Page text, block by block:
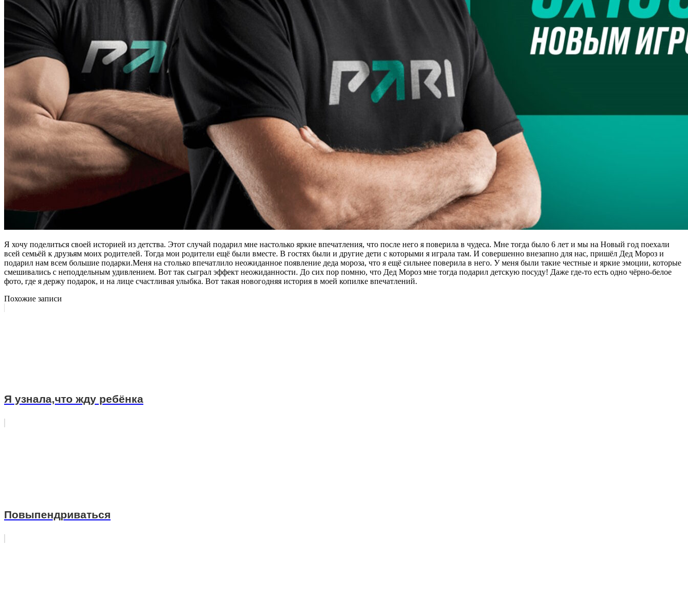
Я хочу поделиться своей историей из детства. Этот случай подарил мне настолько яркие впечатления, что после него я поверила в чудеса. Мне тогда было 6 лет и мы на Новый год поехали
всей семьёй к друзьям моих родителей. Тогда мои родители ещё были вместе. В гостях были и другие дети с которыми я играла там. И совершенно внезапно для нас, пришёл Дед Мороз и
подарил нам всем большие подарки.Меня на столько впечатлило неожиданное появление деда мороза, что я ещё сильнее поверила в него. У меня были такие честные и яркие эмоции, которые
смешивались с неподдельным удивлением. Вот так сыграл эффект неожиданности. До сих пор помню, что Дед Мороз мне тогда подарил детскую посуду! Даже где-то есть одно чёрно-белое
фото, где я держу подарок, и на лице счастливая улыбка. Вот такая новогодняя история в моей копилке впечатлений.
Похожие записи
Я узнала,что жду ребёнка
Повыпендриваться